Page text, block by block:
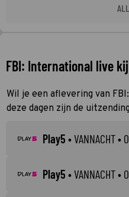
FBI: International live
Wil je een aflevering van
deze dagen zijn de
Play5 •VANNACHT•
Play5 •VANNACHT•